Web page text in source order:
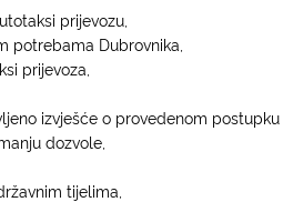
prijevozu,
potrebama Dubrovnika,
prijevoza,
izvješće o provedenom
dozvole,
tijelima,